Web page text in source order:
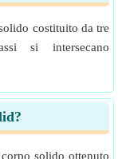
costituito da tre
si intersecano
solido ottenuto